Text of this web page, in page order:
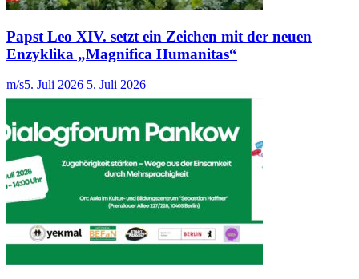
Papst Leo XIV. setzt ein Zeichen mit der neuen
Enzyklika „Magnifica Humanitas“
m/s5. Juli 2026 5. Juli 2026